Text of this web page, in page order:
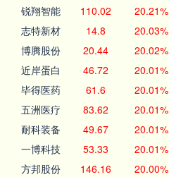
锐翔智能 110.02 20.21%
志特新材 14.8 20.03%
博腾股份 20.44 20.02%
近岸蛋白 46.72 20.01%
毕得医药 61.6 20.01%
五洲医疗 83.62 20.01%
耐科装备 49.67 20.01%
一博科技 53.33 20.01%
方邦股份 146.16 20.00%